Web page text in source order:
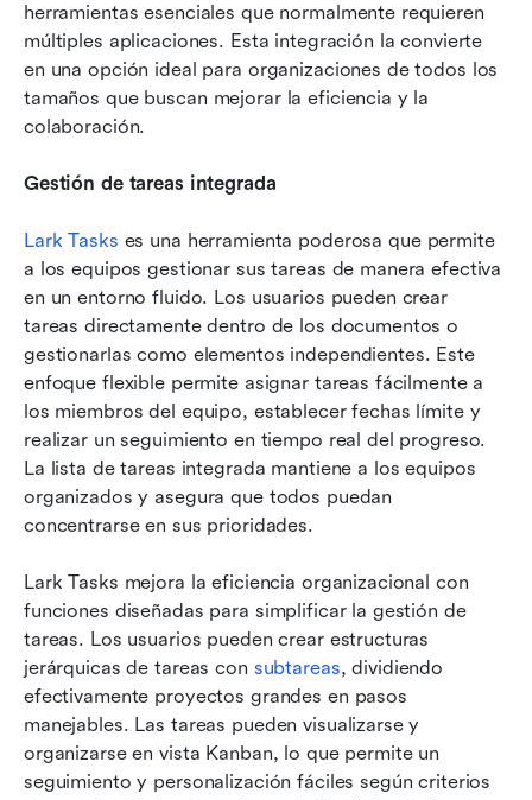
herramientas esenciales que normalmente requieren
múltiples aplicaciones. Esta integración la convierte
en una opción ideal para organizaciones de todos los
tamaños que buscan mejorar la eficiencia y la
colaboración.
Gestión de tareas integrada
Lark Tasks es una herramienta poderosa que permite
a los equipos gestionar sus tareas de manera efectiva
en un entorno fluido. Los usuarios pueden crear
tareas directamente dentro de los documentos o
gestionarlas como elementos independientes. Este
enfoque flexible permite asignar tareas fácilmente a
los miembros del equipo, establecer fechas límite y
realizar un seguimiento en tiempo real del progreso.
La lista de tareas integrada mantiene a los equipos
organizados y asegura que todos puedan
concentrarse en sus prioridades.
Lark Tasks mejora la eficiencia organizacional con
funciones diseñadas para simplificar la gestión de
tareas. Los usuarios pueden crear estructuras
jerárquicas de tareas con subtareas, dividiendo
efectivamente proyectos grandes en pasos
manejables. Las tareas pueden visualizarse y
organizarse en vista Kanban, lo que permite un
seguimiento y personalización fáciles según criterios